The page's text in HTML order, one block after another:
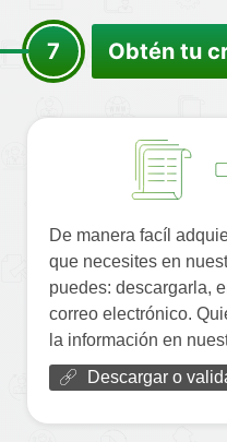
7 Obtén tu
De manera facíl
que necesites en
puedes: descargarla,
correo electrónico.
la información en
Descargar o